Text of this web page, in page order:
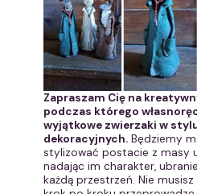
Zapraszam Cię na
podczas którego
wyjątkowe zwierzaki w
dekoracyjnych.Będziemy
stylizować postacie z masy
nadając im charakter,
każdą przestrzeń. Nie